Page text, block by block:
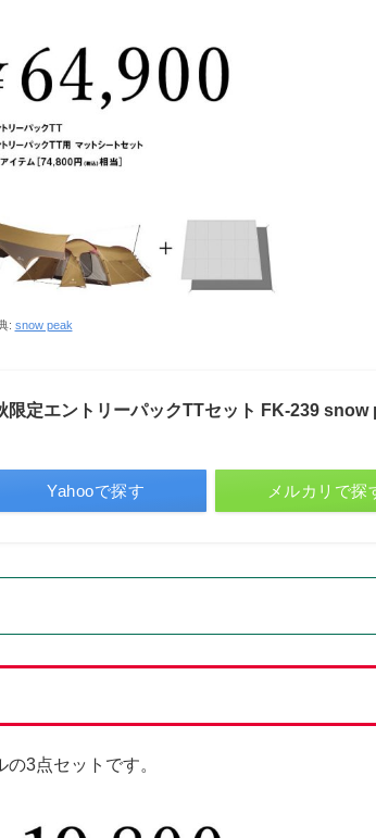
: snow peak
限定エントリーパックTTセット FK-239 snow
Yahooで探す メルカリで探
3点セットです。